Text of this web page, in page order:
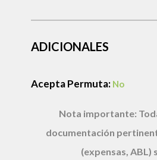
ADICIONALES
Acepta Permuta: No
Nota importante:
documentación
(expensas,